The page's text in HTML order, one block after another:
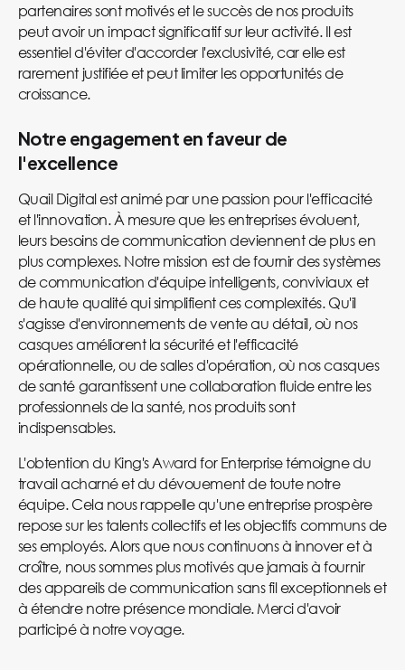
partenaires sont motivés et le succès de nos produits
peut avoir un impact significatif sur leur activité. Il est
essentiel d'éviter d'accorder l'exclusivité, car elle est
rarement justifiée et peut limiter les opportunités de
croissance.
Notre engagement en faveur de
l'excellence
Quail Digital est animé par une passion pour l'efficacité
et l'innovation. À mesure que les entreprises évoluent,
leurs besoins de communication deviennent de plus en
plus complexes. Notre mission est de fournir des systèmes
de communication d'équipe intelligents, conviviaux et
de haute qualité qui simplifient ces complexités. Qu'il
s'agisse d'environnements de vente au détail, où nos
casques améliorent la sécurité et l'efficacité
opérationnelle, ou de salles d'opération, où nos casques
de santé garantissent une collaboration fluide entre les
professionnels de la santé, nos produits sont
indispensables.
L'obtention du King's Award for Enterprise témoigne du
travail acharné et du dévouement de toute notre
équipe. Cela nous rappelle qu'une entreprise prospère
repose sur les talents collectifs et les objectifs communs de
ses employés. Alors que nous continuons à innover et à
croître, nous sommes plus motivés que jamais à fournir
des appareils de communication sans fil exceptionnels et
à étendre notre présence mondiale. Merci d'avoir
participé à notre voyage.